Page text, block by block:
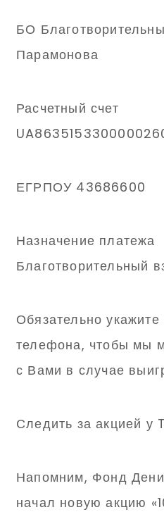
БО
Парамонова
Расчетный счет
ЕГРПОУ 43686600
Назначение платежа
Благотворительный
Обязательно
телефона, чтобы мы
с Вами в случае
Следить за акцией у
Напомним, Фонд
начал новую акцию